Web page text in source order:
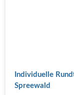
Individuelle
Spreewald